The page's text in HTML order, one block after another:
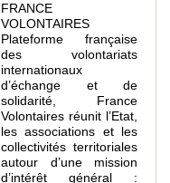
FRANCE
VOLONTAIRES
Plateforme française
des volontariats
internationaux
d’échange et de
solidarité, France
Volontaires réunit l’Etat,
les associations et les
collectivités territoriales
autour d’une mission
d’intérêt général :